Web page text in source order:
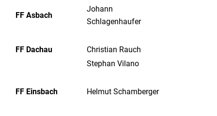
FF Asbach
Johann
Schlagenhaufer
FF Dachau
Christian Rauch
Stephan Vilano
FF Einsbach Helmut Schamberger